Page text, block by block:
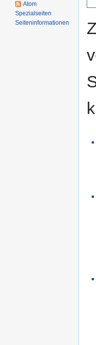
Atom
Spezialseiten
Seiten­informationen